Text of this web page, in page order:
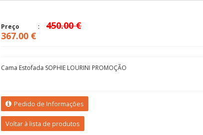
Preço
450.00 €
367.00 €
Cama Estofada SOPHIE LOURINI PROMOÇÃO
Pedido de Informações
Voltar à lista de produtos